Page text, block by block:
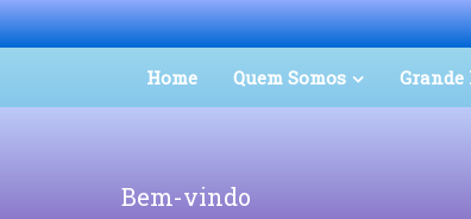
Home Quem Somos
Bem-vindo